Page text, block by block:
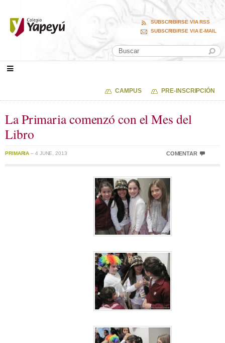
SUBSCRIBIRSE VIA RSS
SUBSCRIBIRSE VIA E-MAIL
CAMPUS PRE-INSCRIPCIÓN
La Primaria comenzó con el Mes del
Libro
PRIMARIA – 4 JUNE, 2013 COMENTAR